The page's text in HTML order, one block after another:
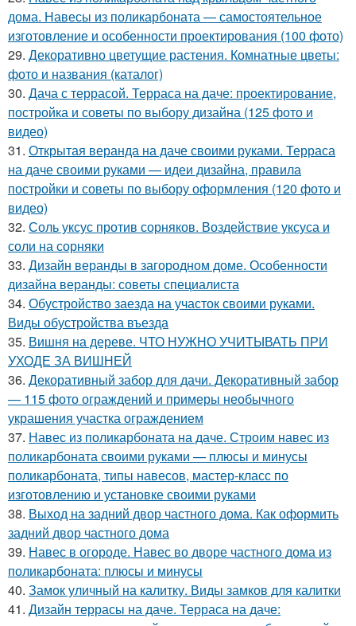
дома. Навесы из поликарбоната — самостоятельное
изготовление и особенности проектирования (100 фото)
29. Декоративно цветущие растения. Комнатные цветы:
фото и названия (каталог)
30. Дача с террасой. Терраса на даче: проектирование,
постройка и советы по выбору дизайна (125 фото и
видео)
31. Открытая веранда на даче своими руками. Терраса
на даче своими руками — идеи дизайна, правила
постройки и советы по выбору оформления (120 фото и
видео)
32. Соль уксус против сорняков. Воздействие уксуса и
соли на сорняки
33. Дизайн веранды в загородном доме. Особенности
дизайна веранды: советы специалиста
34. Обустройство заезда на участок своими руками.
Виды обустройства въезда
35. Вишня на дереве. ЧТО НУЖНО УЧИТЫВАТЬ ПРИ
УХОДЕ ЗА ВИШНЕЙ
36. Декоративный забор для дачи. Декоративный забор
— 115 фото ограждений и примеры необычного
украшения участка ограждением
37. Навес из поликарбоната на даче. Строим навес из
поликарбоната своими руками — плюсы и минусы
поликарбоната, типы навесов, мастер-класс по
изготовлению и установке своими руками
38. Выход на задний двор частного дома. Как оформить
задний двор частного дома
39. Навес в огороде. Навес во дворе частного дома из
поликарбоната: плюсы и минусы
40. Замок уличный на калитку. Виды замков для калитки
41. Дизайн террасы на даче. Терраса на даче: